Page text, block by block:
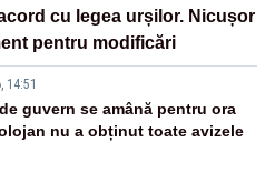
cu legea urșilor. Nicușor
pentru modificări
14:51
guvern se amână pentru ora
nu a obținut toate avizele